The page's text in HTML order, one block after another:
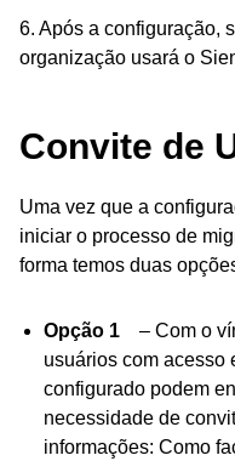
6. Após a configuração,
organização usará o
Convite de
Uma vez que a
iniciar o processo de
forma temos duas
Opção 1 – Com o
usuários com acesso
configurado podem
necessidade de
informações: Como